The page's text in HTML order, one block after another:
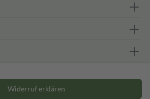
Widerruf erklären